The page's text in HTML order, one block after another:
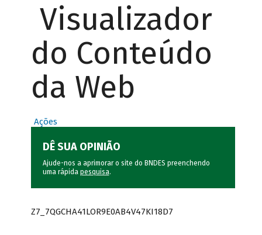
Visualizador
do Conteúdo
da Web
Ações
DÊ SUA OPINIÃO
Ajude-nos a aprimorar o site do BNDES preenchendo
uma rápida pesquisa.
Z7_7QGCHA41LOR9E0AB4V47KI18D7